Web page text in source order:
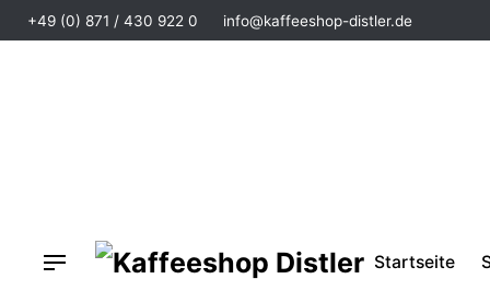
+49 (0) 871 / 430 922 0 info@kaffeeshop-distler.de
Startseite